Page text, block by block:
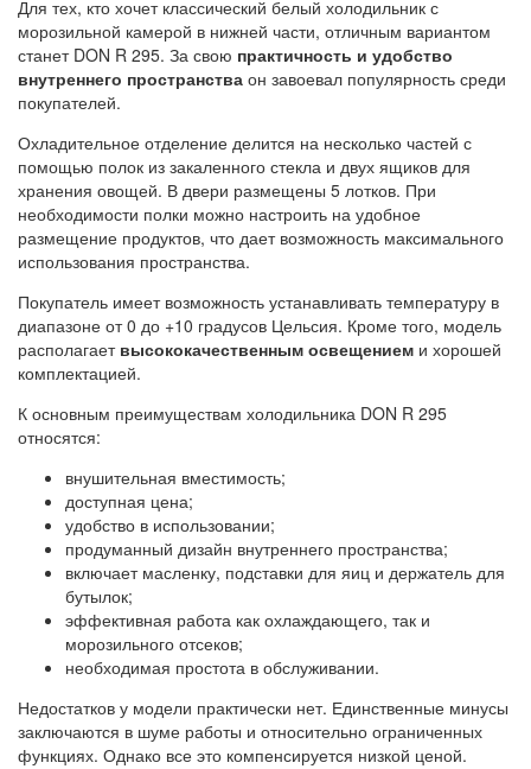
Для тех, кто хочет классический белый холодильник с
морозильной камерой в нижней части, отличным вариантом
станет DON R 295. За свою практичность и удобство
внутреннего пространства он завоевал популярность среди
покупателей.
Охладительное отделение делится на несколько частей с
помощью полок из закаленного стекла и двух ящиков для
хранения овощей. В двери размещены 5 лотков. При
необходимости полки можно настроить на удобное
размещение продуктов, что дает возможность максимального
использования пространства.
Покупатель имеет возможность устанавливать температуру в
диапазоне от 0 до +10 градусов Цельсия. Кроме того, модель
располагает высококачественным освещением и хорошей
комплектацией.
К основным преимуществам холодильника DON R 295
относятся:
внушительная вместимость;
доступная цена;
удобство в использовании;
продуманный дизайн внутреннего пространства;
включает масленку, подставки для яиц и держатель для
бутылок;
эффективная работа как охлаждающего, так и
морозильного отсеков;
необходимая простота в обслуживании.
Недостатков у модели практически нет. Единственные минусы
заключаются в шуме работы и относительно ограниченных
функциях. Однако все это компенсируется низкой ценой.